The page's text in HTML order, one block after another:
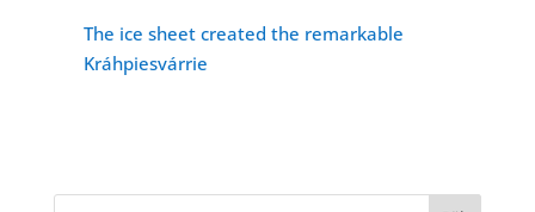
The ice sheet created the remarkable
Kráhpiesvárrie